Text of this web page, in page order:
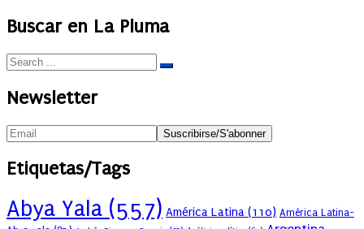
Buscar en La Pluma
Newsletter
Etiquetas/Tags
Abya Yala (557) América Latina (110) América Latina-